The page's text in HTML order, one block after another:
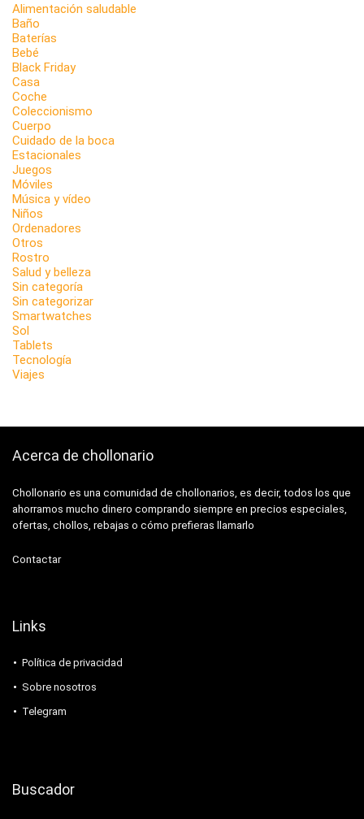
Alimentación saludable
Baño
Baterías
Bebé
Black Friday
Casa
Coche
Coleccionismo
Cuerpo
Cuidado de la boca
Estacionales
Juegos
Móviles
Música y vídeo
Niños
Ordenadores
Otros
Rostro
Salud y belleza
Sin categoría
Sin categorizar
Smartwatches
Sol
Tablets
Tecnología
Viajes
Acerca de chollonario
Chollonario es una comunidad de chollonarios, es decir, todos los que
ahorramos mucho dinero comprando siempre en precios especiales,
ofertas, chollos, rebajas o cómo prefieras llamarlo
Contactar
Links
Política de privacidad
Sobre nosotros
Telegram
Buscador